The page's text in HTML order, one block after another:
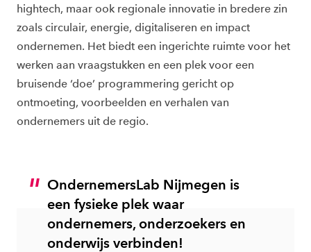
hightech, maar ook regionale innovatie in bredere zin
zoals circulair, energie, digitaliseren en impact
ondernemen. Het biedt een ingerichte ruimte voor het
werken aan vraagstukken en een plek voor een
bruisende ‘doe’ programmering gericht op
ontmoeting, voorbeelden en verhalen van
ondernemers uit de regio.
OndernemersLab Nijmegen is
een fysieke plek waar
ondernemers, onderzoekers en
onderwijs verbinden!